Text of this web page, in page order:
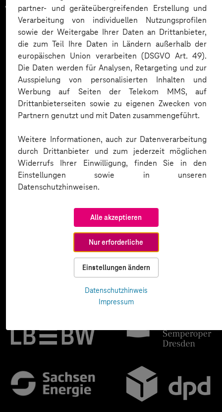
partner- und geräteübergreifenden Erstellung und
Verarbeitung von individuellen Nutzungsprofilen
sowie der Weitergabe Ihrer Daten an Drittanbieter,
die zum Teil Ihre Daten in Ländern außerhalb der
europäischen Union verarbeiten (DSGVO Art. 49).
Die Daten werden für Analysen, Retargeting und zur
Ausspielung von personalisierten Inhalten und
Werbung auf Seiten der Telekom MMS, auf
Drittanbieterseiten sowie zu eigenen Zwecken von
Partnern genutzt und mit Daten zusammengeführt.
Weitere Informationen, auch zur Datenverarbeitung
durch Drittanbieter und zum jederzeit möglichen
Widerrufs Ihrer Einwilligung, finden Sie in den
Einstellungen sowie in unseren
Datenschutzhinweisen.
Alle akzeptieren
Nur erforderliche
Einstellungen ändern
Datenschutzhinweis
Impressum
vertrauen auf unsere
Expertise. Hier eine Auswahl: